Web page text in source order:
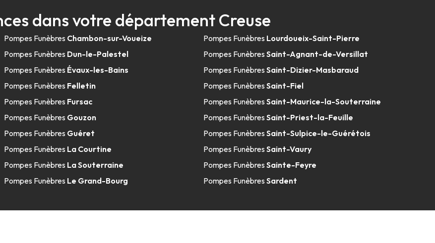
dans votre département Creuse
Pompes Funèbres Chambon-sur-Voueize
Pompes Funèbres Dun-le-Palestel
Pompes Funèbres Évaux-les-Bains
Pompes Funèbres Felletin
Pompes Funèbres Fursac
Pompes Funèbres Gouzon
Pompes Funèbres Guéret
Pompes Funèbres La Courtine
Pompes Funèbres La Souterraine
Pompes Funèbres Le Grand-Bourg
Pompes Funèbres Lourdoueix-Saint-Pierre
Pompes FunèbresSaint-Agnant-de-Versillat
Pompes FunèbresSaint-Dizier-Masbaraud
Pompes FunèbresSaint-Fiel
Pompes FunèbresSaint-Maurice-la-Souterraine
Pompes FunèbresSaint-Priest-la-Feuille
Pompes FunèbresSaint-Sulpice-le-Guérétois
Pompes FunèbresSaint-Vaury
Pompes FunèbresSainte-Feyre
Pompes FunèbresSardent